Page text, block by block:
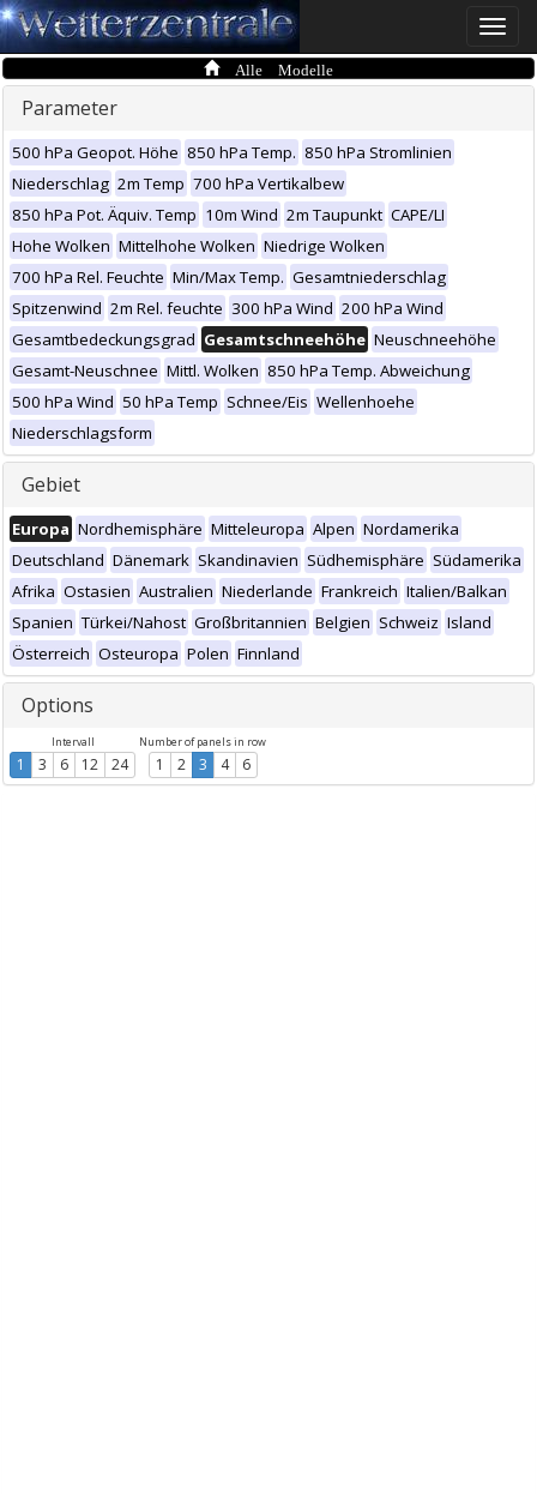
Toggle
Alle Modelle
Parameter
500 hPa Geopot. Höhe 850 hPa Temp. 850 hPa Stromlinien
Niederschlag 2m Temp 700 hPa Vertikalbew
850 hPa Pot. Äquiv. Temp 10m Wind 2m Taupunkt CAPE/LI
Hohe Wolken Mittelhohe Wolken Niedrige Wolken
700 hPa Rel. Feuchte Min/Max Temp. Gesamtniederschlag
Spitzenwind 2m Rel. feuchte 300 hPa Wind 200 hPa Wind
Gesamtbedeckungsgrad Gesamtschneehöhe Neuschneehöhe
Gesamt-Neuschnee Mittl. Wolken 850 hPa Temp. Abweichung
500 hPa Wind 50 hPa Temp Schnee/Eis Wellenhoehe
Niederschlagsform
Gebiet
Europa Nordhemisphäre Mitteleuropa Alpen Nordamerika
Deutschland Dänemark Skandinavien Südhemisphäre Südamerika
Afrika Ostasien Australien Niederlande Frankreich Italien/Balkan
Spanien Türkei/Nahost Großbritannien Belgien Schweiz Island
Österreich Osteuropa Polen Finnland
Options
Intervall
1 3 6 12 24
Number of panels in row
1 2 3 4 6